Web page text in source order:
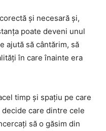
și necesară și,
poate deveni unul
ajută să cântărim, să
în care înainte era
timp și spațiu pe care
care dintre cele
să o găsim din